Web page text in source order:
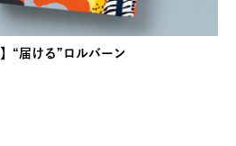
“届ける”ロルバーン